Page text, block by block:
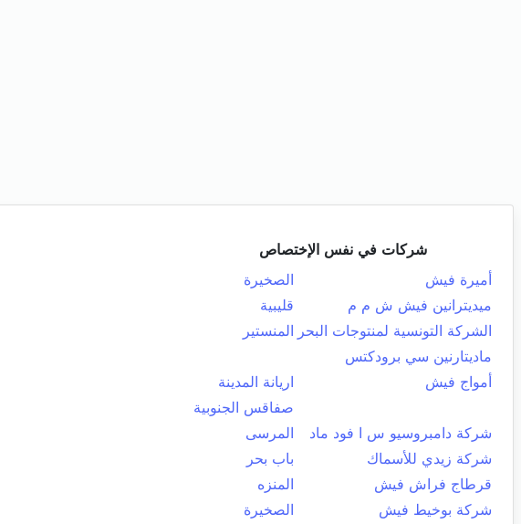
شركات في نفس الإختصاص
أميرة فيش
الصخيرة
ميديترانين فيش ش م م
قليبية
الشركة التونسية لمنتوجات البحر
المنستير
ماديتارنين سي برودكتس
أمواج فيش
اريانة المدينة
صفاقس الجنوبية
شركة دامبروسيو س ا فود ماد
المرسى
شركة زيدي للأسماك
باب بحر
قرطاج فراش فيش
المنزه
شركة بوخيط فيش
الصخيرة